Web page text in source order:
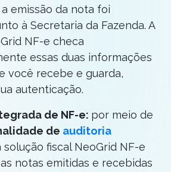
emissão da nota foi
à Secretaria da Fazenda. A
NF-e checa
essas duas informações
você recebe e guarda,
autenticação.
de NF-e: por meio de
de auditoria
solução fiscal NeoGrid NF-e
notas emitidas e recebidas